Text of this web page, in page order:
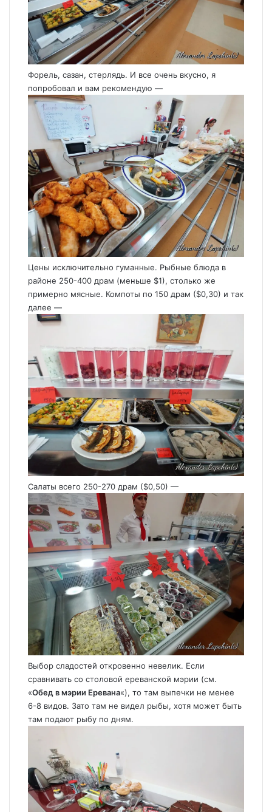
Форель, сазан, стерлядь. И все очень вкусно, я
попробовал и вам рекомендую —
Цены исключительно гуманные. Рыбные блюда в
районе 250-400 драм (меньше $1), столько же
примерно мясные. Компоты по 150 драм ($0,30) и так
далее —
Салаты всего 250-270 драм ($0,50) —
Выбор сладостей откровенно невелик. Если
сравнивать со столовой ереванской мэрии (см.
«Обед в мэрии Еревана«), то там выпечки не менее
6-8 видов. Зато там не видел рыбы, хотя может быть
там подают рыбу по дням.